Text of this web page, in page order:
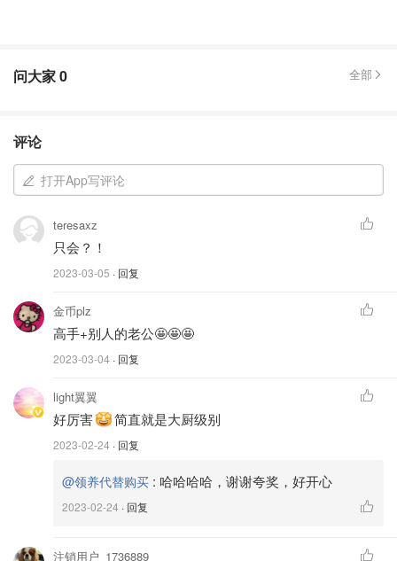
问大家0 全部
评论
打开App写评论
teresaxz
只会？！
2023-03-05 · 回复
金币plz
高手+别人的老公🤩🤩🤩
2023-03-04 · 回复
light翼翼
好厉害 简直就是大厨级别
2023-02-24 · 回复
@领养代替购买 : 哈哈哈哈，谢谢夸奖，好开心
2023-02-24 · 回复
注销用户_1736889